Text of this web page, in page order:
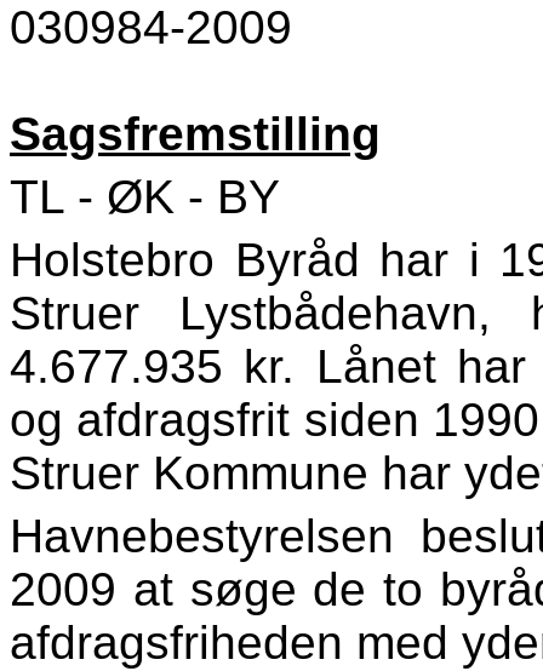
030984-2009
Sagsfremstilling
TL - ØK - BY
Holstebro Byråd har i
Struer
4.677.935 kr. Lånet
og afdragsfrit siden
Struer Kommune har
Havnebestyrelsen
2009 at søge de to
afdragsfriheden med